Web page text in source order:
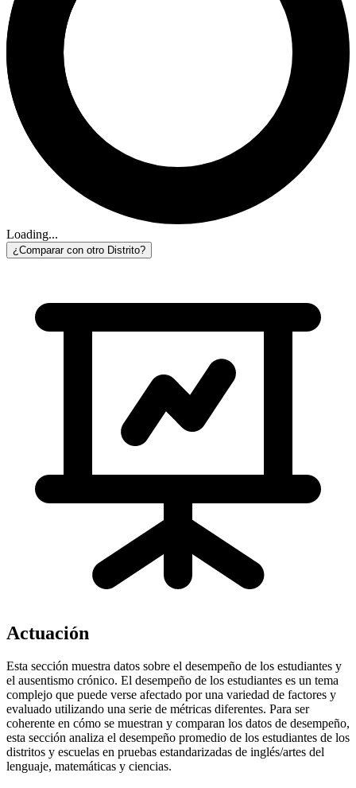
Loading...
¿Comparar con otro Distrito?
Actuación
Esta sección muestra datos sobre el desempeño de los estudiantes y
el ausentismo crónico. El desempeño de los estudiantes es un tema
complejo que puede verse afectado por una variedad de factores y
evaluado utilizando una serie de métricas diferentes. Para ser
coherente en cómo se muestran y comparan los datos de desempeño,
esta sección analiza el desempeño promedio de los estudiantes de los
distritos y escuelas en pruebas estandarizadas de inglés/artes del
lenguaje, matemáticas y ciencias.